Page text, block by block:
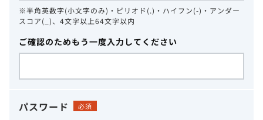
※半角英数字(小文字のみ)・ピリオド(.)・ハイフン(-)・アンダー
スコア(_)、4文字以上64文字以内
ご確認のためもう一度入力してください
パスワード 必須